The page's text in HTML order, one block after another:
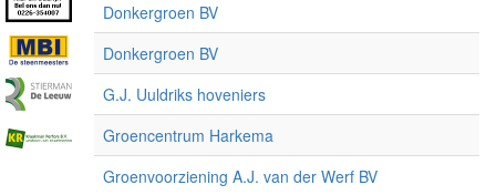
Donkergroen BV
Donkergroen BV
G.J. Uuldriks hoveniers
Groencentrum Harkema
Groenvoorziening A.J. van der Werf BV